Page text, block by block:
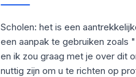
Scholen: het is een
een aanpak te gebruiken zoals
en ik zou graag met je over dit
nuttig zijn om u te richten op